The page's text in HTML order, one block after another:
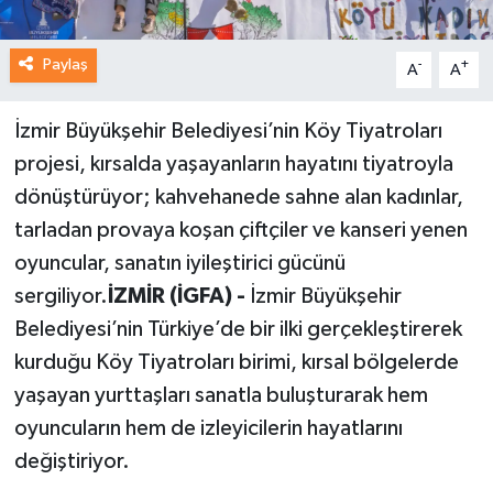
Paylaş A- A+
İzmir Büyükşehir Belediyesi’nin Köy Tiyatroları
projesi, kırsalda yaşayanların hayatını tiyatroyla
dönüştürüyor; kahvehanede sahne alan kadınlar,
tarladan provaya koşan çiftçiler ve kanseri yenen
oyuncular, sanatın iyileştirici gücünü
sergiliyor. İZMİR (İGFA) - İzmir Büyükşehir
Belediyesi’nin Türkiye’de bir ilki gerçekleştirerek
kurduğu Köy Tiyatroları birimi, kırsal bölgelerde
yaşayan yurttaşları sanatla buluşturarak hem
oyuncuların hem de izleyicilerin hayatlarını
değiştiriyor.